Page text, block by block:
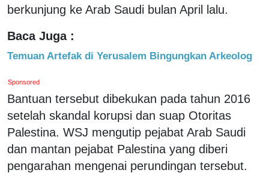
berkunjung ke Arab Saudi bulan April lalu.
Baca Juga :
Temuan Artefak di Yerusalem Bingungkan Arkeolog
Sponsored
Bantuan tersebut dibekukan pada tahun 2016
setelah skandal korupsi dan suap Otoritas
Palestina. WSJ mengutip pejabat Arab Saudi
dan mantan pejabat Palestina yang diberi
pengarahan mengenai perundingan tersebut.